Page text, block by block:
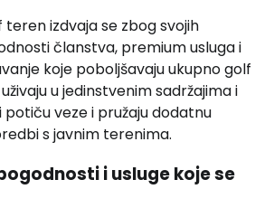
izdvaja se zbog svojih
članstva, premium usluga i
koje poboljšavaju ukupno golf
u jedinstvenim sadržajima i
veze i pružaju dodatnu
s javnim terenima.
i usluge koje se